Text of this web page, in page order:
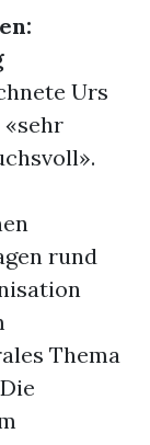
Urs
«sehr
rund
Thema